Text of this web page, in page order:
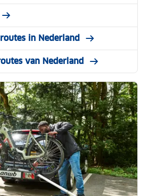
in Nederland
van Nederland